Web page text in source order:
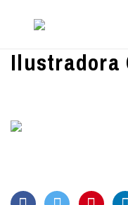
Ilustradora